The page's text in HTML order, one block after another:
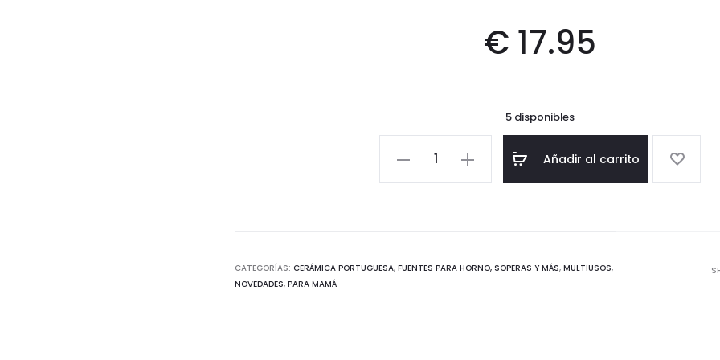
€ 17.95
5 disponibles
pinceladas
Añadir al carrito
CATEGORÍAS: CERÁMICA PORTUGUESA, FUENTES PARA HORNO, SOPERAS Y MÁS, MULTIUSOS,
NOVEDADES, PARA MAMÁ